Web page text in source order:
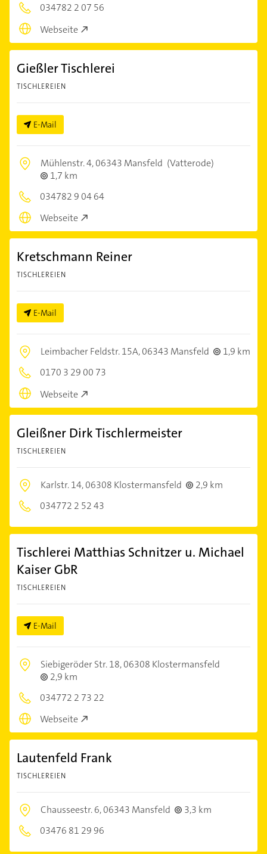
034782 2 07 56
Webseite
Gießler Tischlerei
TISCHLEREIEN
E-Mail
Mühlenstr. 4,06343 Mansfeld (Vatterode)
1,7 km
034782 9 04 64
Webseite
Kretschmann Reiner
TISCHLEREIEN
E-Mail
Leimbacher Feldstr. 15A,06343 Mansfeld
1,9 km
0170 3 29 00 73
Webseite
Gleißner Dirk Tischlermeister
TISCHLEREIEN
Karlstr. 14,06308 Klostermansfeld
2,9 km
034772 2 52 43
Tischlerei Matthias Schnitzer u. Michael
Kaiser GbR
TISCHLEREIEN
E-Mail
Siebigeröder Str. 18,06308 Klostermansfeld
2,9 km
034772 2 73 22
Webseite
Lautenfeld Frank
TISCHLEREIEN
Chausseestr. 6,06343 Mansfeld
3,3 km
03476 81 29 96